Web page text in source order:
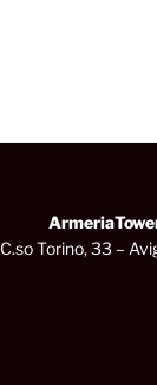
C.so Torino, 33 –